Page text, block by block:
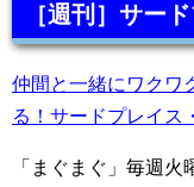
［週刊］サー
仲間と一緒にワクワ
る！サードプレイス
「まぐまぐ」毎週